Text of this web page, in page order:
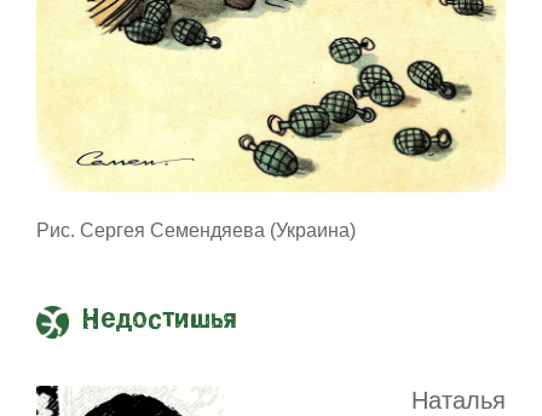
Рис. Сергея Семендяева (Украина)
Недостишья
Наталья